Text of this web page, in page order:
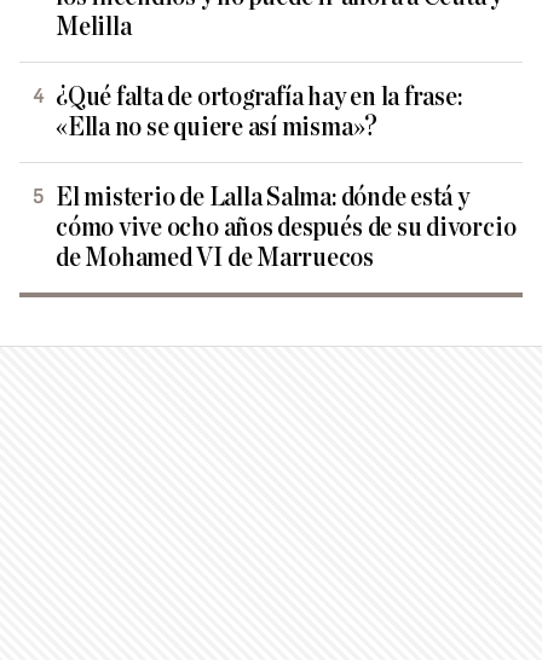
Melilla
¿Qué falta de ortografía hay en la frase:
«Ella no se quiere así misma»?
El misterio de Lalla Salma: dónde está y
cómo vive ocho años después de su divorcio
de Mohamed VI de Marruecos